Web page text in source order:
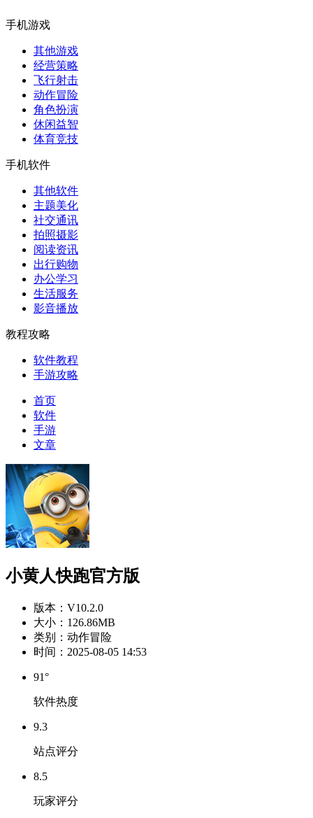
手机游戏
其他游戏
经营策略
飞行射击
动作冒险
角色扮演
休闲益智
体育竞技
手机软件
其他软件
主题美化
社交通讯
拍照摄影
阅读资讯
出行购物
办公学习
生活服务
影音播放
教程攻略
软件教程
手游攻略
首页
软件
手游
文章
小黄人快跑官方版
版本： V10.2.0
大小： 126.86MB
类别： 动作冒险
时间： 2025-08-05 14:53
91°
软件热度
9.3
站点评分
8.5
玩家评分